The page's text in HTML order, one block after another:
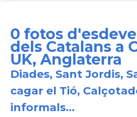
0 fotos
dels Catalans a
UK, Anglaterra
Diades, Sant Jordis,
cagar el Tió,
informals...